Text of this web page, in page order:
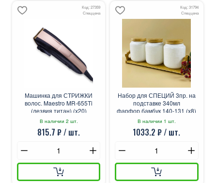
Код: 27359
Спеццена
Машинка для СТРИЖКИ
волос. Maestro MR-655Ti
(лезвия титан) (х20)
В наличии 2 шт.
815.7 ₽ / шт.
Код: 31794
Спеццена
Набор для СПЕЦИЙ 3пр. на
подставке 340мл
фарфор,бамбук 140-131 (х8)
В наличии 1 шт.
1033.2 ₽ / шт.